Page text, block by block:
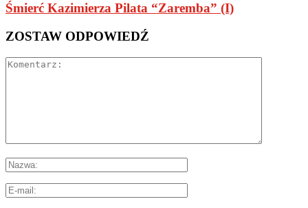
Śmierć Kazimierza Pilata “Zaremba” (I)
ZOSTAW ODPOWIEDŹ